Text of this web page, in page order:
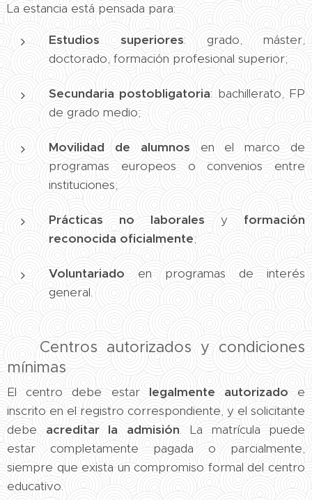
La estancia está pensada para:
Estudios superiores: grado, máster,
doctorado, formación profesional superior;
Secundaria postobligatoria: bachillerato, FP
de grado medio;
Movilidad de alumnos en el marco de
programas europeos o convenios entre
instituciones;
Prácticas no laborales y formación
reconocida oficialmente;
Voluntariado en programas de interés
general.
🏫 Centros autorizados y condiciones
mínimas
El centro debe estar legalmente autorizado e
inscrito en el registro correspondiente, y el solicitante
debe acreditar la admisión. La matrícula puede
estar completamente pagada o parcialmente,
siempre que exista un compromiso formal del centro
educativo.